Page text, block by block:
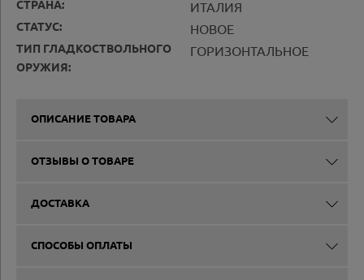
СТРАНА: ИТАЛИЯ
СТАТУС: НОВОЕ
ТИП ГЛАДКОСТВОЛЬНОГО
ОРУЖИЯ:
ГОРИЗОНТАЛЬНОЕ
ОПИСАНИЕ ТОВАРА
ОТЗЫВЫ О ТОВАРЕ
ДОСТАВКА
СПОСОБЫ ОПЛАТЫ